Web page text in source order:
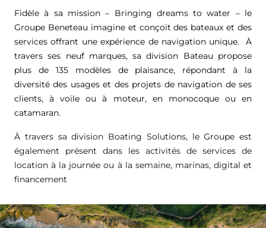
Fidèle à sa mission – Bringing dreams to water – le
Groupe Beneteau imagine et conçoit des bateaux et des
services offrant une expérience de navigation unique. À
travers ses neuf marques, sa division Bateau propose
plus de 135 modèles de plaisance, répondant à la
diversité des usages et des projets de navigation de ses
clients, à voile ou à moteur, en monocoque ou en
catamaran.
À travers sa division Boating Solutions, le Groupe est
également présent dans les activités de services de
location à la journée ou à la semaine, marinas, digital et
financement